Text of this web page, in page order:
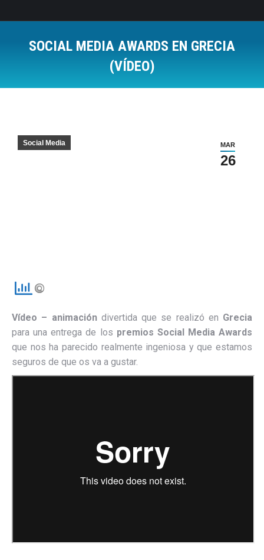
SOCIAL MEDIA AWARDS EN GRECIA
(VÍDEO)
MAR
26
Social Media
Vídeo – animacióndivertida que se realizó en Grecia
para una entrega de los premios Social Media Awards
que nos ha parecido realmente ingeniosa y que estamos
seguros de que os va a gustar.